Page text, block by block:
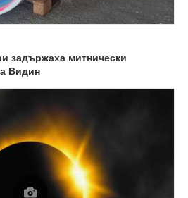
задържаха митнически
Видин